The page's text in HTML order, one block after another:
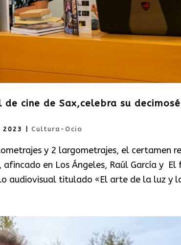
cine de Sax,celebra su
2023 Cultura-Ocio
y 2 largometrajes, el certamen
en Los Ángeles, Raúl García y
audiovisual titulado «El arte de la luz y